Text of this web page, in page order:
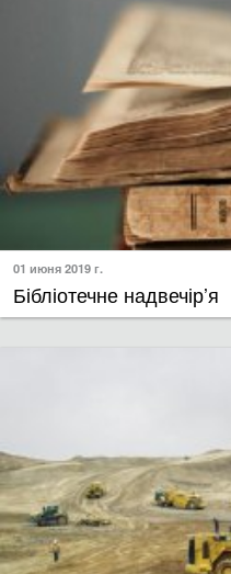
01 июня 2019 г.
Бібліотечне надвечір’я